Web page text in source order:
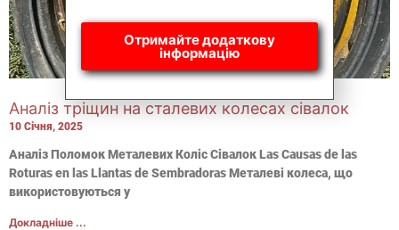
Аналіз тріщин на сталевих колесах сівалок
10 Січня, 2025
Аналіз Поломок Металевих Коліс Сівалок Las Causas de las
Roturas en las Llantas de Sembradoras Металеві колеса, що
використовуються у
Докладніше ...
Отримайте додаткову
інформацію